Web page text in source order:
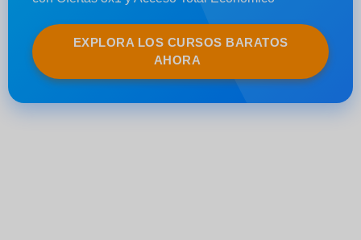
EXPLORA LOS CURSOS BARATOS
AHORA